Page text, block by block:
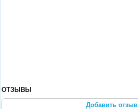
ОТЗЫВЫ
Добавить отзыв